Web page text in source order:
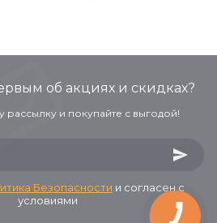
об акциях и скидках?
рассылку и покупайте с выгодой!
Безопасности и согласен с
условиями